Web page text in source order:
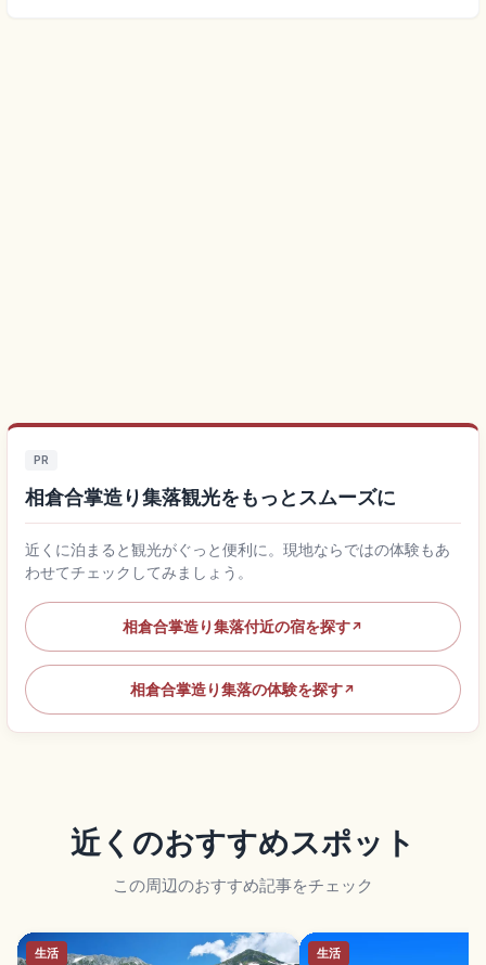
PR
相倉合掌造り集落観光をもっとスムーズに
近くに泊まると観光がぐっと便利に。現地ならではの体験もあ
わせてチェックしてみましょう。
相倉合掌造り集落付近の宿を探す↗
相倉合掌造り集落の体験を探す↗
近くのおすすめスポット
この周辺のおすすめ記事をチェック
生活 生活